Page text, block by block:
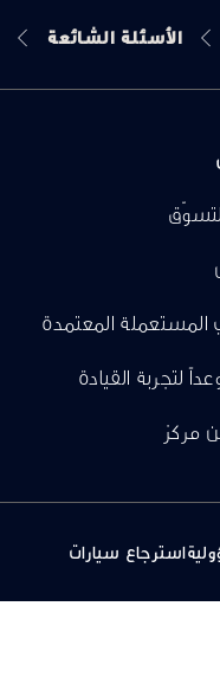
الأسئلة الشائعة
المستعملة المعتمدة
لتجربة القيادة
مركز
استرجاع سيارات